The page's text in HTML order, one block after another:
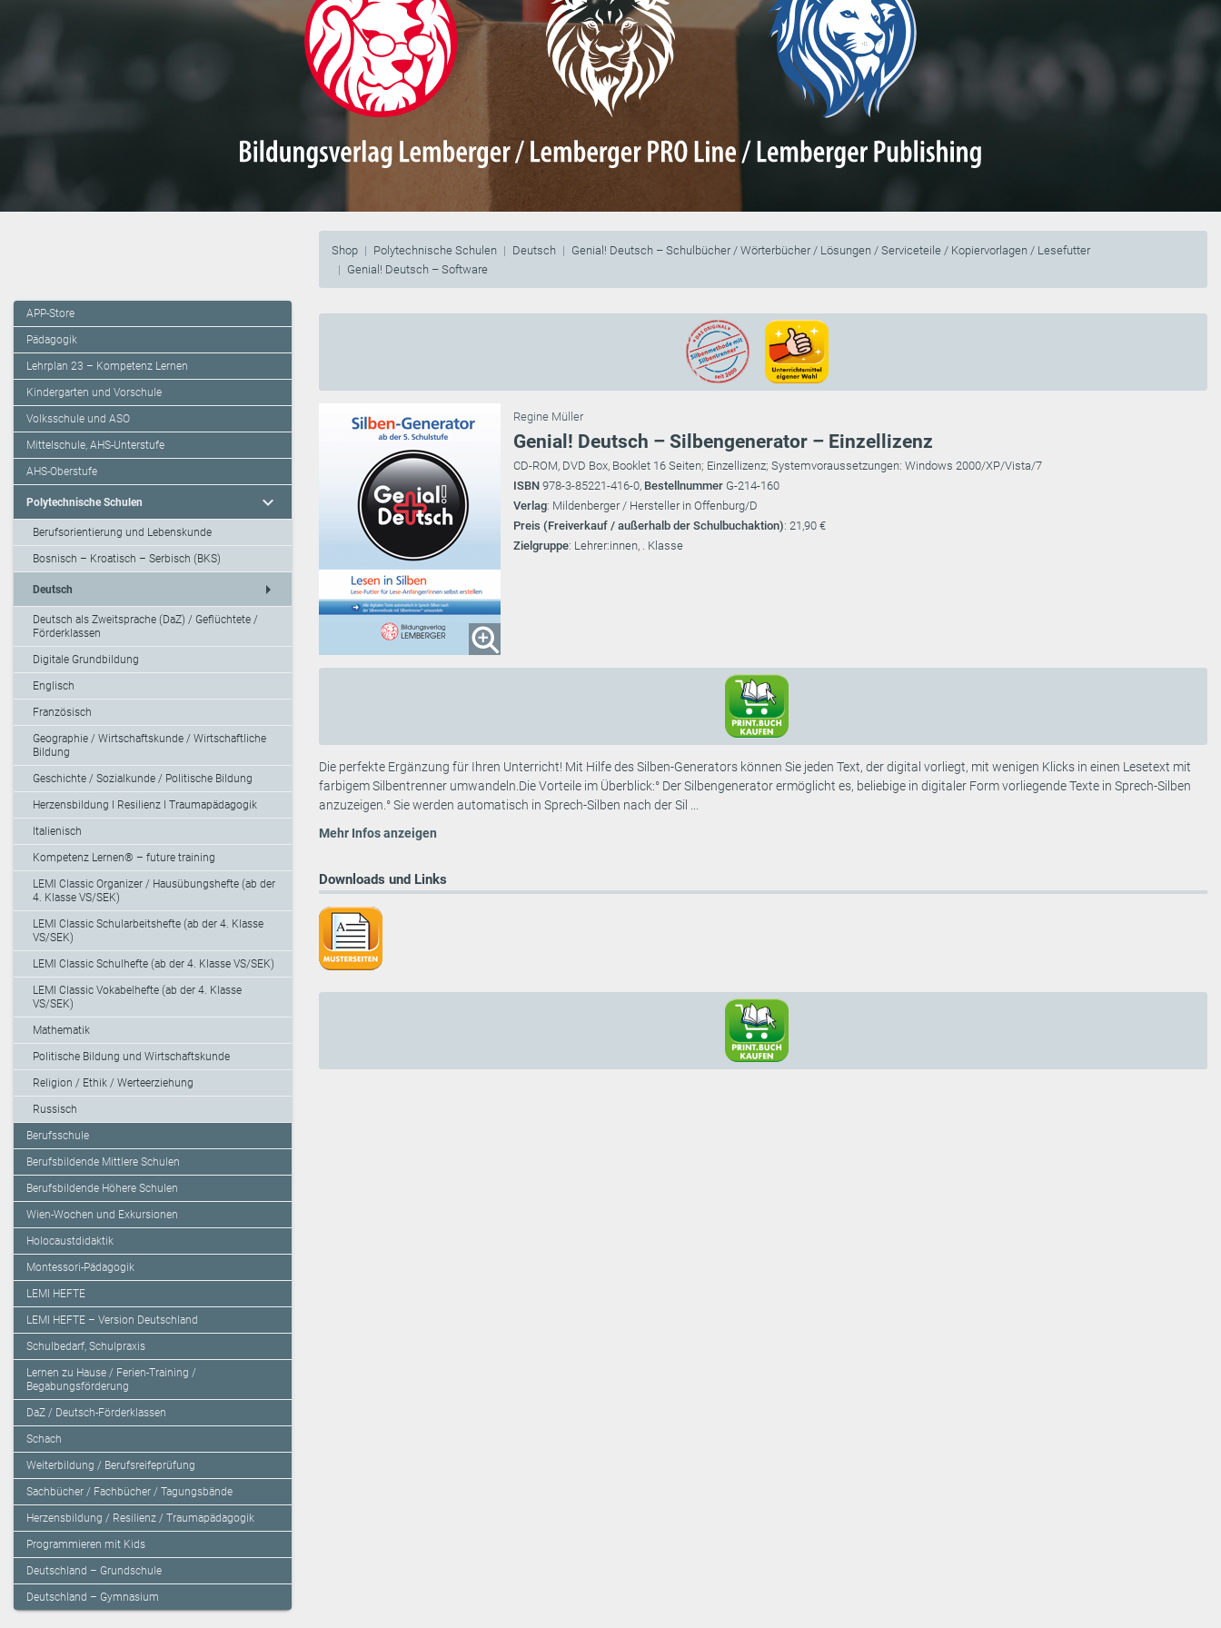
Shop Polytechnische Schulen Deutsch
Genial! Deutsch – Schulbücher / Wörterbücher / Lösungen / Serviceteile / Kopiervorlagen / Lesefutter
Genial! Deutsch – Software
APP-Store
Pädagogik
Lehrplan 23 – Kompetenz Lernen
Kindergarten und Vorschule
Volksschule und ASO
Mittelschule, AHS-Unterstufe
AHS-Oberstufe
Polytechnische Schulen expand_more
Berufsorientierung und Lebenskunde
Bosnisch – Kroatisch – Serbisch (BKS)
Deutsch arrow_right
Deutsch als Zweitsprache (DaZ) / Geflüchtete /
Förderklassen
Digitale Grundbildung
Englisch
Französisch
Geographie / Wirtschaftskunde / Wirtschaftliche
Bildung
Geschichte / Sozialkunde / Politische Bildung
Herzensbildung I Resilienz I Traumapädagogik
Italienisch
Kompetenz Lernen® – future training
LEMI Classic Organizer / Hausübungshefte (ab der
4. Klasse VS/SEK)
LEMI Classic Schularbeitshefte (ab der 4. Klasse
VS/SEK)
LEMI Classic Schulhefte (ab der 4. Klasse VS/SEK)
LEMI Classic Vokabelhefte (ab der 4. Klasse
VS/SEK)
Mathematik
Politische Bildung und Wirtschaftskunde
Religion / Ethik / Werteerziehung
Russisch
Berufsschule
Berufsbildende Mittlere Schulen
Berufsbildende Höhere Schulen
Wien-Wochen und Exkursionen
Holocaustdidaktik
Montessori-Pädagogik
LEMI HEFTE
LEMI HEFTE – Version Deutschland
Schulbedarf, Schulpraxis
Lernen zu Hause / Ferien-Training /
Begabungsförderung
DaZ / Deutsch-Förderklassen
Schach
Weiterbildung / Berufsreifeprüfung
Sachbücher / Fachbücher / Tagungsbände
Herzensbildung / Resilienz / Traumapädagogik
Programmieren mit Kids
Deutschland – Grundschule
Deutschland – Gymnasium
Regine Müller
Genial! Deutsch – Silbengenerator – Einzellizenz
CD-ROM, DVD Box, Booklet 16 Seiten; Einzellizenz; Systemvoraussetzungen: Windows 2000/XP/Vista/7
ISBN 978-3-85221-416-0, Bestellnummer G-214-160
Verlag: Mildenberger / Hersteller in Offenburg/D
Preis (Freiverkauf / außerhalb der Schulbuchaktion): 21,90 €
Zielgruppe: Lehrer:innen, . Klasse
Die perfekte Ergänzung für Ihren Unterricht! Mit Hilfe des Silben-Generators können Sie jeden Text, der digital vorliegt, mit wenigen Klicks in einen Lesetext mit
farbigem Silbentrenner umwandeln.Die Vorteile im Überblick:° Der Silbengenerator ermöglicht es, beliebige in digitaler Form vorliegende Texte in Sprech-Silben
anzuzeigen.° Sie werden automatisch in Sprech-Silben nach der Sil ...
Mehr Infos anzeigen
Downloads und Links